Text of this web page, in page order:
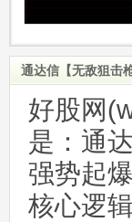
通达信【无敌狙击
好股网
是：通
强势起
核心逻辑